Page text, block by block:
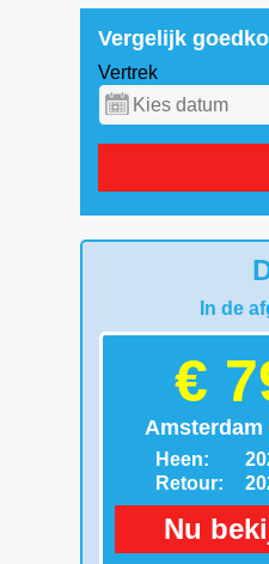
Vergelijk
Vertrek
In de
€
Amsterdam
Heen:
Retour:
Nu